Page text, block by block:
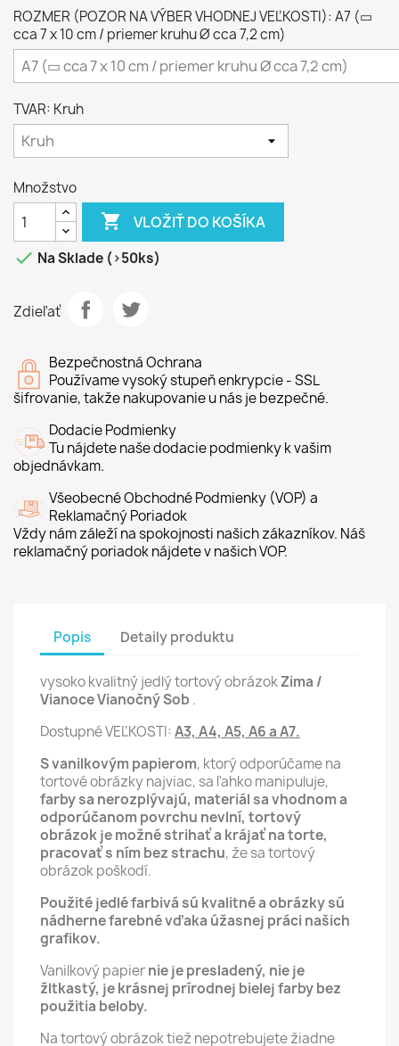
ROZMER (POZOR NA VÝBER VHODNEJ VEĽKOSTI): A7 (▭
cca 7 x 10 cm / priemer kruhu Ø cca 7,2 cm)
TVAR: Kruh
Množstvo
 VLOŽIŤ DO KOŠÍKA
 Na Sklade (>50ks)
Zdieľať
Bezpečnostná Ochrana
Používame vysoký stupeň enkrypcie - SSL
šifrovanie, takže nakupovanie u nás je bezpečné.
Dodacie Podmienky
Tu nájdete naše dodacie podmienky k vašim
objednávkam.
Všeobecné Obchodné Podmienky (VOP) a
Reklamačný Poriadok
Vždy nám záleží na spokojnosti našich zákazníkov. Náš
reklamačný poriadok nájdete v našich VOP.
Popis Detaily produktu
vysoko kvalitný jedlý tortový obrázokZima /
Vianoce Vianočný Sob .
Dostupné VEĽKOSTI: A3, A4, A5, A6 a A7.
S vanilkovým papierom, ktorý odporúčame na
tortové obrázky najviac, sa ľahko manipuluje,
farby sa nerozplývajú, materiál sa vhodnom a
odporúčanom povrchu nevlní, tortový
obrázok je možné strihať a krájať na torte,
pracovať s ním bez strachu, že sa tortový
obrázok poškodí.
Použité jedlé farbivá sú kvalitné a obrázky sú
nádherne farebné vďaka úžasnej práci našich
grafikov.
Vanilkový papiernie je presladený, nie je
žltkastý, je krásnej prírodnej bielej farby bez
použitia beloby.
Na tortový obrázok tiež nepotrebujete žiadne